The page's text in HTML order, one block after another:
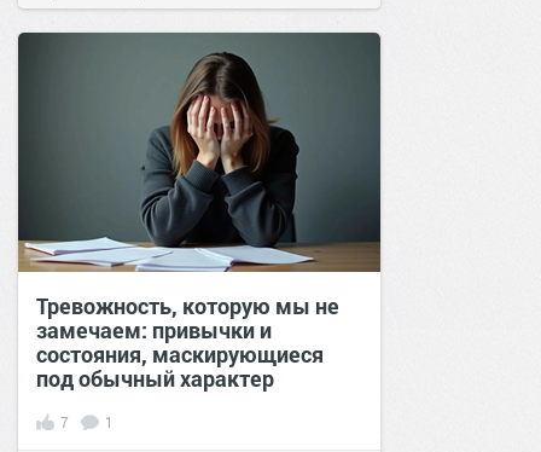
позитива!08:0125 янв 2020
Тревожность, которую мы не
замечаем: привычки и
состояния, маскирующиеся
под обычный характер
7 1